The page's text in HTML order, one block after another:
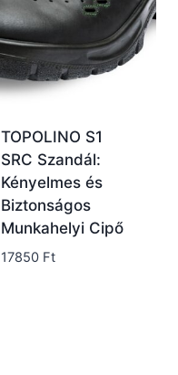
TOPOLINO S1
SRC Szandál:
Kényelmes és
Biztonságos
Munkahelyi Cipő
17850 Ft